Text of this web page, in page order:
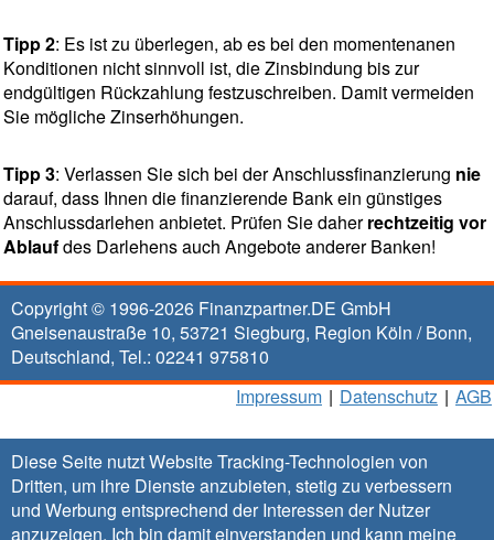
Diese Seite nutzt Website Tracking-Technologien von
Dritten, um ihre Dienste anzubieten, stetig zu verbessern
und Werbung entsprechend der Interessen der Nutzer
anzuzeigen. Ich bin damit einverstanden und kann meine
Tipp 2: Es ist zu überlegen, ab es bei den momentenanen
Konditionen nicht sinnvoll ist, die Zinsbindung bis zur
endgültigen Rückzahlung festzuschreiben. Damit vermeiden
Sie mögliche Zinserhöhungen.
Tipp 3: Verlassen Sie sich bei der Anschlussfinanzierung nie
darauf, dass Ihnen die finanzierende Bank ein günstiges
Anschlussdarlehen anbietet. Prüfen Sie daherrechtzeitig vor
Ablaufdes Darlehens auch Angebote anderer Banken!
Copyright © 1996-2026 Finanzpartner.DE GmbH
Gneisenaustraße 10, 53721 Siegburg, Region Köln / Bonn,
Deutschland, Tel.: 02241 975810
Impressum | Datenschutz | AGB